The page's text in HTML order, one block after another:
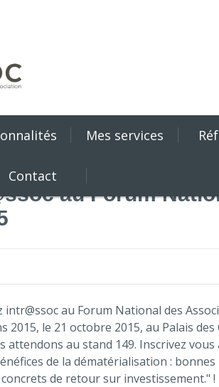
Mes services
Contact
au Forum
intr@ssoc au Forum National des
2015, le 21 octobre 2015, au Palais des
attendons au stand 149. Inscrivez
de la dématérialisation :
de retour sur investissement." !